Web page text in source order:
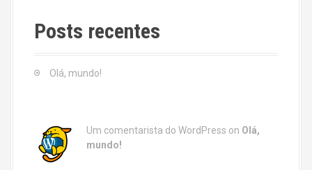
c
h
Posts recentes
Olá, mundo!
Um comentarista do WordPress on Olá,
mundo!